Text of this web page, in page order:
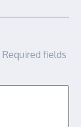
Required fields